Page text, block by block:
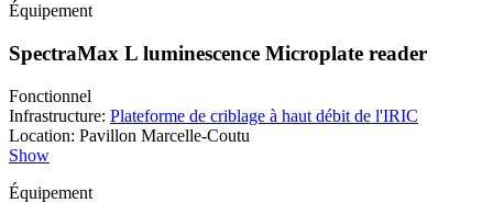
Équipement
SpectraMax L luminescence Microplate reader
Fonctionnel
Infrastructure: Plateforme de criblage à haut débit de l'IRIC
Location: Pavillon Marcelle-Coutu
Show
Équipement